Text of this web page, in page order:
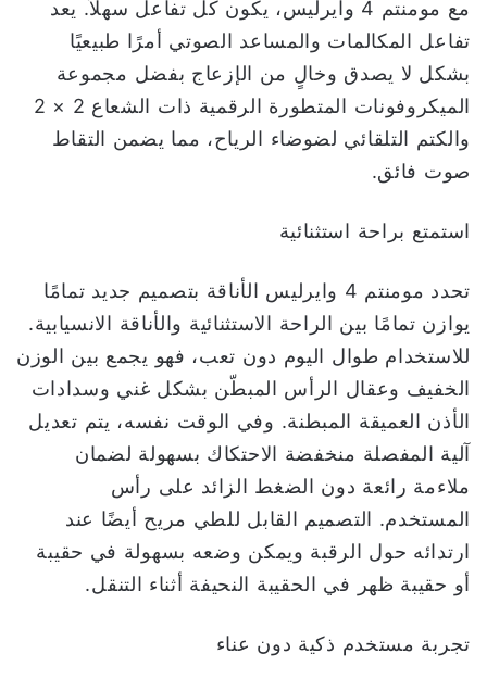
مع مومنتم 4 وايرليس، يكون كل تفاعل سهلاً. يعد
تفاعل المكالمات والمساعد الصوتي أمرًا طبيعيًا
بشكل لا يصدق وخالٍ من الإزعاج بفضل مجموعة
الميكروفونات المتطورة الرقمية ذات الشعاع 2 × 2
والكتم التلقائي لضوضاء الرياح، مما يضمن التقاط
صوت فائق.
استمتع براحة استثنائية
تحدد مومنتم 4 وايرليس الأناقة بتصميم جديد تمامًا
يوازن تمامًا بين الراحة الاستثنائية والأناقة الانسيابية.
للاستخدام طوال اليوم دون تعب، فهو يجمع بين الوزن
الخفيف وعقال الرأس المبطّن بشكل غني وسدادات
الأذن العميقة المبطنة. وفي الوقت نفسه، يتم تعديل
آلية المفصلة منخفضة الاحتكاك بسهولة لضمان
ملاءمة رائعة دون الضغط الزائد على رأس
المستخدم. التصميم القابل للطي مريح أيضًا عند
ارتدائه حول الرقبة ويمكن وضعه بسهولة في حقيبة
أو حقيبة ظهر في الحقيبة النحيفة أثناء التنقل.
تجربة مستخدم ذكية دون عناء